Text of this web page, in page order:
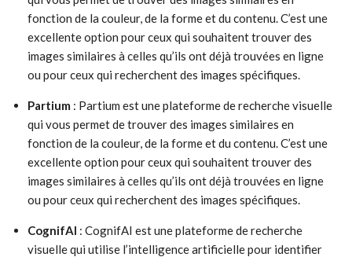
fonction de la couleur, de la forme et du contenu. C’est une
excellente option pour ceux qui souhaitent trouver des
images similaires à celles qu’ils ont déjà trouvées en ligne
ou pour ceux qui recherchent des images spécifiques.
Partium : Partium est une plateforme de recherche visuelle
qui vous permet de trouver des images similaires en
fonction de la couleur, de la forme et du contenu. C’est une
excellente option pour ceux qui souhaitent trouver des
images similaires à celles qu’ils ont déjà trouvées en ligne
ou pour ceux qui recherchent des images spécifiques.
CognifAI : CognifAI est une plateforme de recherche
visuelle qui utilise l’intelligence artificielle pour identifier